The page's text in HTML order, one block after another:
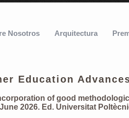
Nosotros Arquitectura
Education Advances
of good
2026. Ed. Universitat